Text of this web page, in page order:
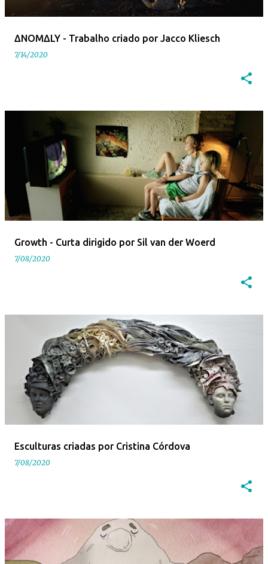
ΔNOMΔLY - Trabalho criado por Jacco Kliesch
7/14/2020
Growth - Curta dirigido por Sil van der Woerd
7/08/2020
Esculturas criadas por Cristina Córdova
7/08/2020